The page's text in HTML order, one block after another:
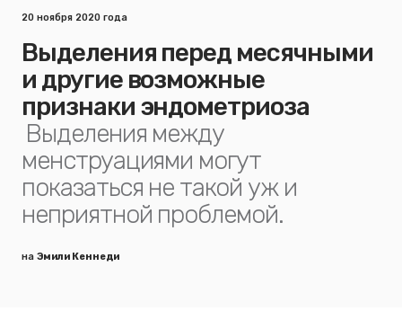
20 ноября 2020 года
Выделения перед месячными
и другие возможные
признаки эндометриоза
Выделения между
менструациями могут
показаться не такой уж и
неприятной проблемой.
на Эмили Кеннеди